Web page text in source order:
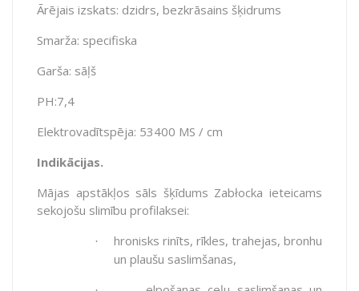
Ārējais izskats: dzidrs, bezkrāsains šķidrums
Smarža: specifiska
Garša: sāļš
PH:7,4
Elektrovadītspēja: 53400 MS / cm
Indikācijas.
Mājas apstākļos sāls šķīdums Zabłocka ieteicams
sekojošu slimību profilaksei:
·
hronisks rinīts, rīkles, trahejas, bronhu
un plaušu saslimšanas,